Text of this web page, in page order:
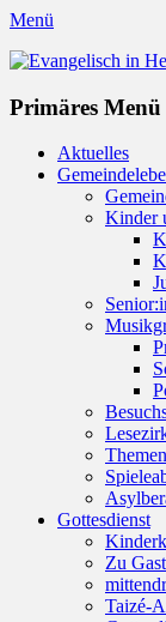
Menü
Evangelisch in
Primäres Menü
Zum
Inhalt
Aktuelles
Kinder
Gottesdienst
Zu
Taizé-